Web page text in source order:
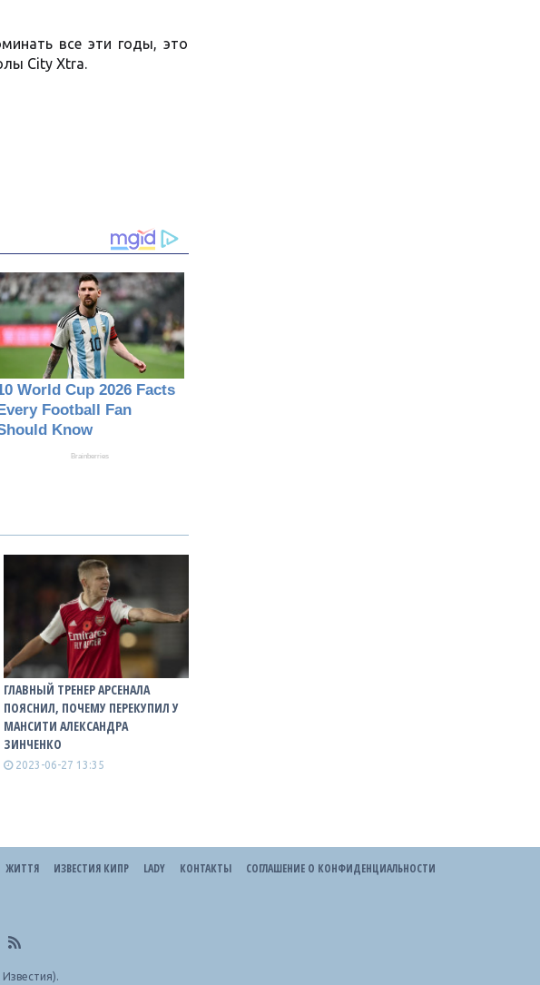
все эти годы, это
City Xtra.
ГЛАВНЫЙ ТРЕНЕР АРСЕНАЛА
ПОЯСНИЛ, ПОЧЕМУ ПЕРЕКУПИЛ У
МАНСИТИ АЛЕКСАНДРА
ЗИНЧЕНКО
2023-06-27 13:35
ЖИТТЯ ИЗВЕСТИЯ КИПР LADY КОНТАКТЫ СОГЛАШЕНИЕ О КОНФИДЕНЦИАЛЬНОСТИ